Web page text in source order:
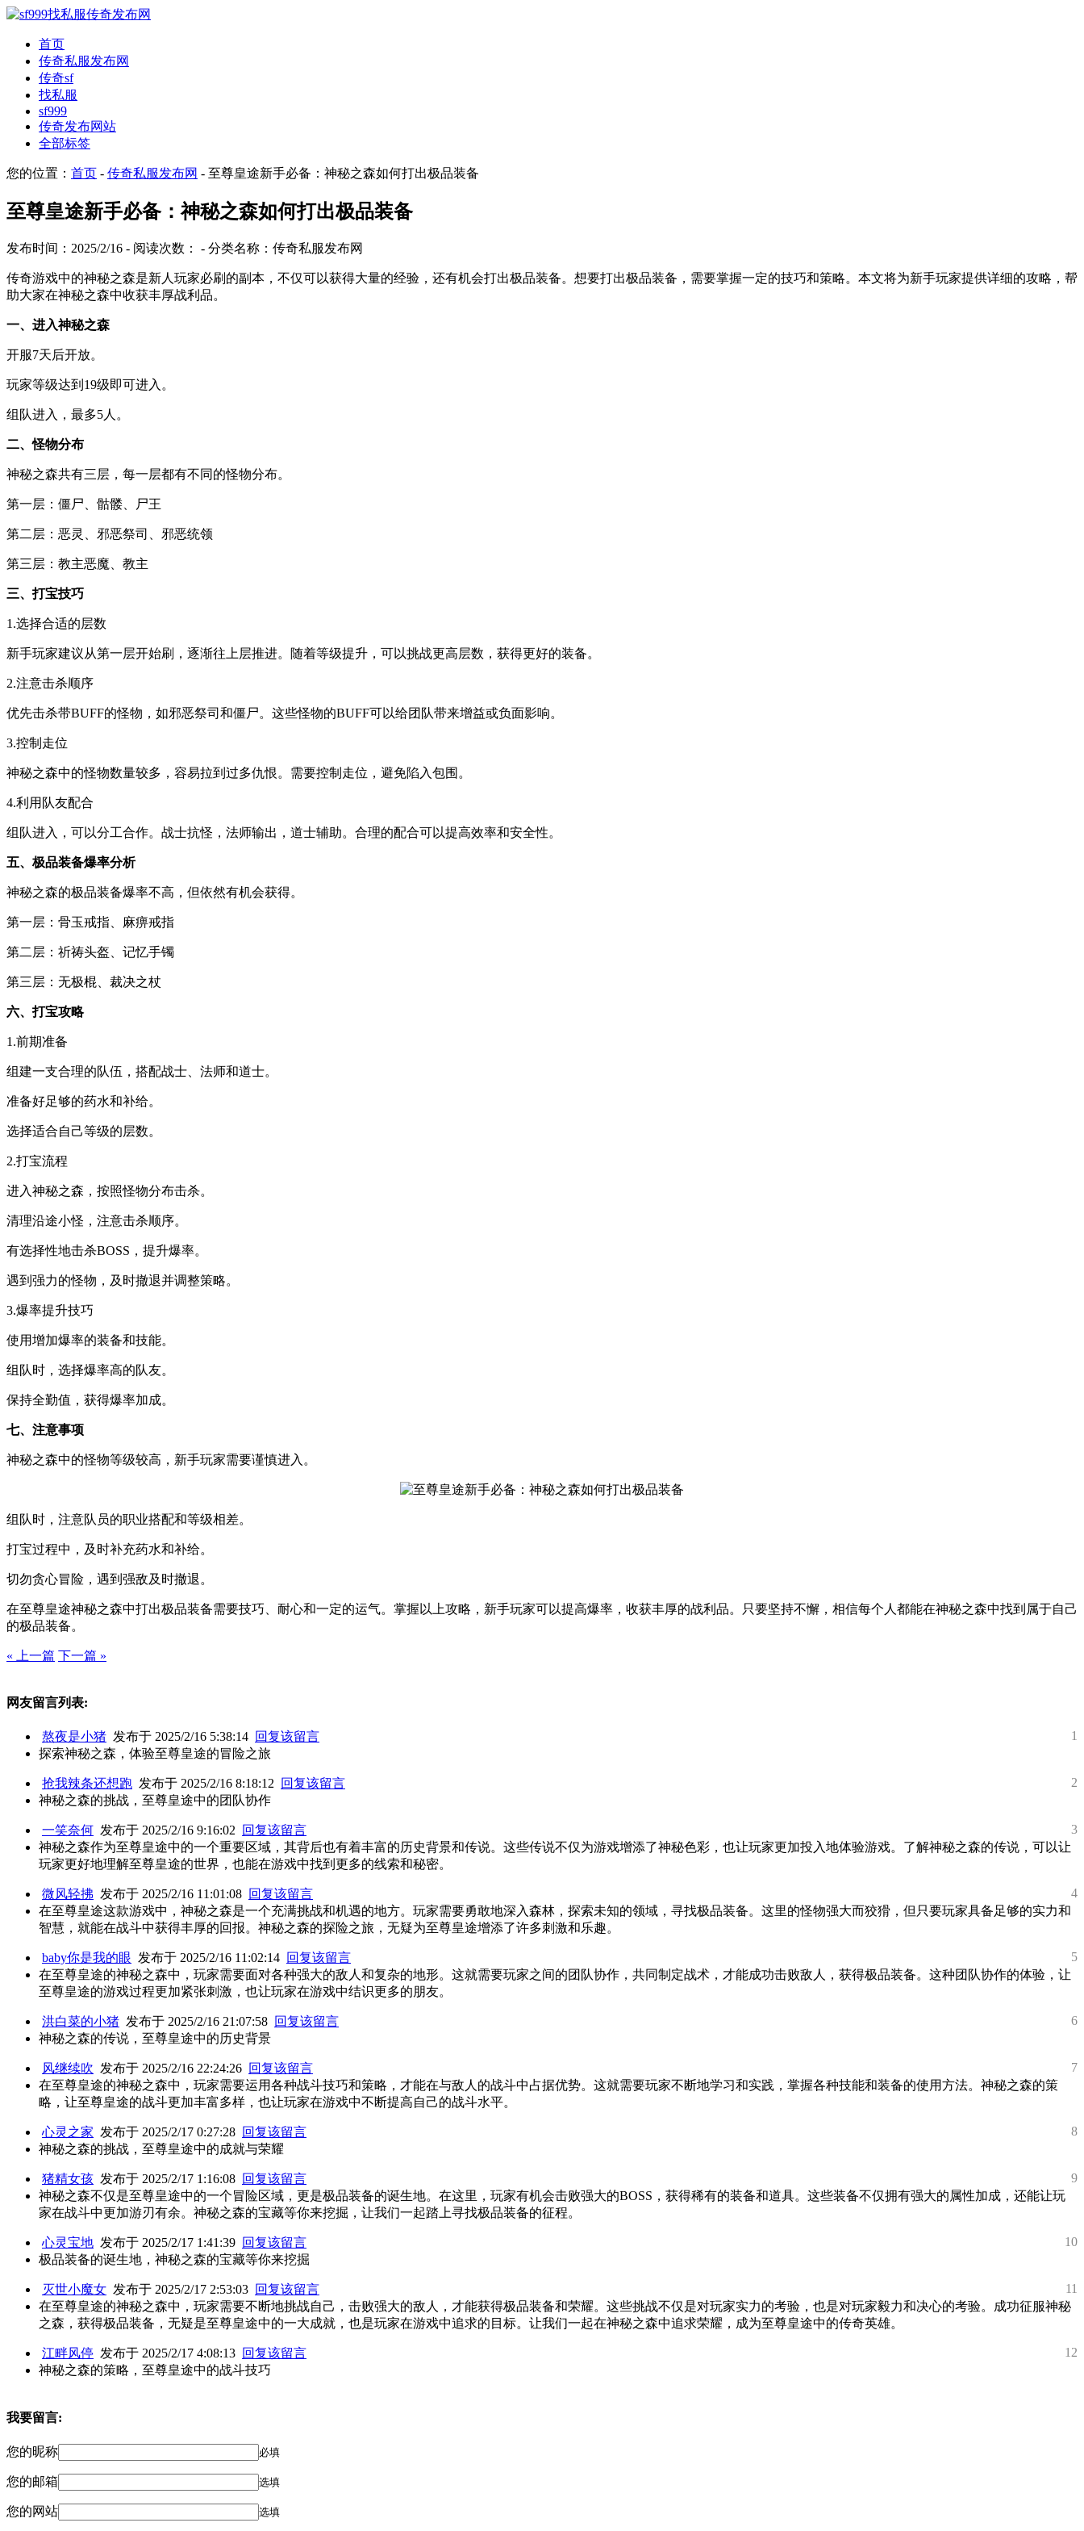
首页
传奇私服发布网
传奇sf
找私服
sf999
传奇发布网站
全部标签
您的位置： 首页 - 传奇私服发布网 - 至尊皇途新手必备：神秘之森如何打出极品装备
至尊皇途新手必备：神秘之森如何打出极品装备
发布时间：2025/2/16 - 阅读次数： - 分类名称：传奇私服发布网
传奇游戏中的神秘之森是新人玩家必刷的副本，不仅可以获得大量的经验，还有机会打出极品装备。想要打出极品装备，需要掌握一定的技巧和策略。本文将为新手玩家提供详细的攻略，帮
助大家在神秘之森中收获丰厚战利品。
一、进入神秘之森
开服7天后开放。
玩家等级达到19级即可进入。
组队进入，最多5人。
二、怪物分布
神秘之森共有三层，每一层都有不同的怪物分布。
第一层：僵尸、骷髅、尸王
第二层：恶灵、邪恶祭司、邪恶统领
第三层：教主恶魔、教主
三、打宝技巧
1.选择合适的层数
新手玩家建议从第一层开始刷，逐渐往上层推进。随着等级提升，可以挑战更高层数，获得更好的装备。
2.注意击杀顺序
优先击杀带BUFF的怪物，如邪恶祭司和僵尸。这些怪物的BUFF可以给团队带来增益或负面影响。
3.控制走位
神秘之森中的怪物数量较多，容易拉到过多仇恨。需要控制走位，避免陷入包围。
4.利用队友配合
组队进入，可以分工合作。战士抗怪，法师输出，道士辅助。合理的配合可以提高效率和安全性。
五、极品装备爆率分析
神秘之森的极品装备爆率不高，但依然有机会获得。
第一层：骨玉戒指、麻痹戒指
第二层：祈祷头盔、记忆手镯
第三层：无极棍、裁决之杖
六、打宝攻略
1.前期准备
组建一支合理的队伍，搭配战士、法师和道士。
准备好足够的药水和补给。
选择适合自己等级的层数。
2.打宝流程
进入神秘之森，按照怪物分布击杀。
清理沿途小怪，注意击杀顺序。
有选择性地击杀BOSS，提升爆率。
遇到强力的怪物，及时撤退并调整策略。
3.爆率提升技巧
使用增加爆率的装备和技能。
组队时，选择爆率高的队友。
保持全勤值，获得爆率加成。
七、注意事项
神秘之森中的怪物等级较高，新手玩家需要谨慎进入。
组队时，注意队员的职业搭配和等级相差。
打宝过程中，及时补充药水和补给。
切勿贪心冒险，遇到强敌及时撤退。
在至尊皇途神秘之森中打出极品装备需要技巧、耐心和一定的运气。掌握以上攻略，新手玩家可以提高爆率，收获丰厚的战利品。只要坚持不懈，相信每个人都能在神秘之森中找到属于自己
的极品装备。
« 上一篇 下一篇 »
网友留言列表:
1
熬夜是小猪 发布于 2025/2/16 5:38:14 回复该留言
探索神秘之森，体验至尊皇途的冒险之旅
2
抢我辣条还想跑 发布于 2025/2/16 8:18:12
回复该留言
神秘之森的挑战，至尊皇途中的团队协作
3
一笑奈何 发布于 2025/2/16 9:16:02
回复该留言
神秘之森作为至尊皇途中的一个重要区域，其背后也有着丰富的历史背景和传说。这些传说不仅为游戏增添了神秘色彩，也让玩家更加投入地体验游戏。了解神秘之森的传说，可以让
玩家更好地理解至尊皇途的世界，也能在游戏中找到更多的线索和秘密。
4
微风轻拂 发布于 2025/2/16 11:01:08 回复该留言
在至尊皇途这款游戏中，神秘之森是一个充满挑战和机遇的地方。玩家需要勇敢地深入森林，探索未知的领域，寻找极品装备。这里的怪物强大而狡猾，但只要玩家具备足够的实力和
智慧，就能在战斗中获得丰厚的回报。神秘之森的探险之旅，无疑为至尊皇途增添了许多刺激和乐趣。
5
baby你是我的眼 发布于 2025/2/16 11:02:14 回复该留言
在至尊皇途的神秘之森中，玩家需要面对各种强大的敌人和复杂的地形。这就需要玩家之间的团队协作，共同制定战术，才能成功击败敌人，获得极品装备。这种团队协作的体验，让
至尊皇途的游戏过程更加紧张刺激，也让玩家在游戏中结识更多的朋友。
6
洪白菜的小猪 发布于 2025/2/16 21:07:58 回复该留言
神秘之森的传说，至尊皇途中的历史背景
7
风继续吹 发布于 2025/2/16 22:24:26 回复该留言
在至尊皇途的神秘之森中，玩家需要运用各种战斗技巧和策略，才能在与敌人的战斗中占据优势。这就需要玩家不断地学习和实践，掌握各种技能和装备的使用方法。神秘之森的策
略，让至尊皇途的战斗更加丰富多样，也让玩家在游戏中不断提高自己的战斗水平。
8
心灵之家 发布于 2025/2/17 0:27:28 回复该留言
神秘之森的挑战，至尊皇途中的成就与荣耀
9
猪精女孩 发布于 2025/2/17 1:16:08 回复该留言
神秘之森不仅是至尊皇途中的一个冒险区域，更是极品装备的诞生地。在这里，玩家有机会击败强大的BOSS，获得稀有的装备和道具。这些装备不仅拥有强大的属性加成，还能让玩
家在战斗中更加游刃有余。神秘之森的宝藏等你来挖掘，让我们一起踏上寻找极品装备的征程。
10
心灵宝地 发布于 2025/2/17 1:41:39 回复该留言
极品装备的诞生地，神秘之森的宝藏等你来挖掘
11
灭世小魔女 发布于 2025/2/17 2:53:03 回复该留言
在至尊皇途的神秘之森中，玩家需要不断地挑战自己，击败强大的敌人，才能获得极品装备和荣耀。这些挑战不仅是对玩家实力的考验，也是对玩家毅力和决心的考验。成功征服神秘
之森，获得极品装备，无疑是至尊皇途中的一大成就，也是玩家在游戏中追求的目标。让我们一起在神秘之森中追求荣耀，成为至尊皇途中的传奇英雄。
12
江畔风停 发布于 2025/2/17 4:08:13 回复该留言
神秘之森的策略，至尊皇途中的战斗技巧
我要留言:
您的昵称 必填
您的邮箱 选填
您的网站 选填